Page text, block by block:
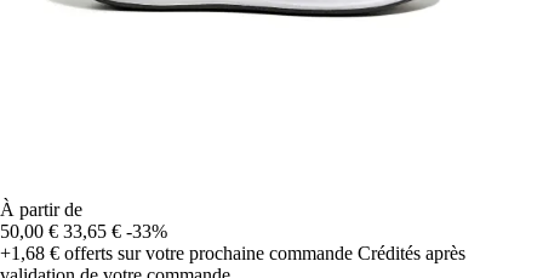
À partir de
50,00 € 33,65 € -33%
+1,68 € offerts sur votre prochaine commande Crédités après